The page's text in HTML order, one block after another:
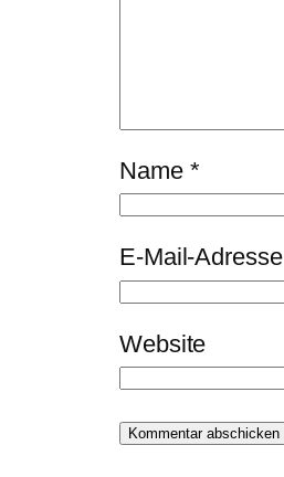
Name *
E-Mail-Adresse
Website